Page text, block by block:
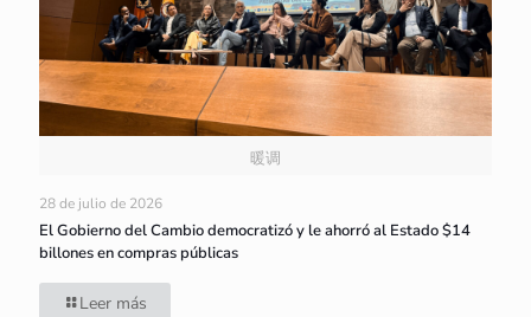
暖调
28 de julio de 2026
El Gobierno del Cambio democratizó y le ahorró al Estado $14
billones en compras públicas
Leer más